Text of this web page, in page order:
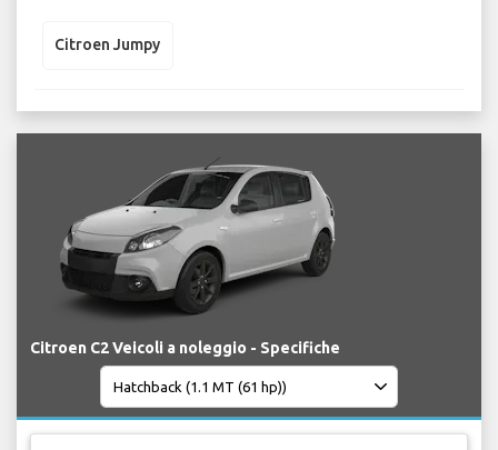
Citroen Jumpy
Citroen C2 Veicoli a noleggio - Specifiche